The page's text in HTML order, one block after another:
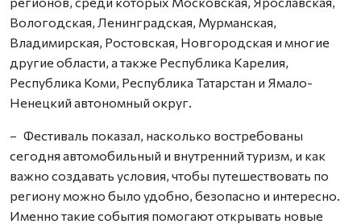
Вологодская, Ленинградская, Мурманская,
Владимирская, Ростовская, Новгородская и многие
другие области, а также Республика Карелия,
Республика Коми, Республика Татарстан и Ямало-
Ненецкий автономный округ.
– Фестиваль показал, насколько востребованы
сегодня автомобильный и внутренний туризм, и как
важно создавать условия, чтобы путешествовать по
региону можно было удобно, безопасно и интересно.
Именно такие события помогают открывать новые